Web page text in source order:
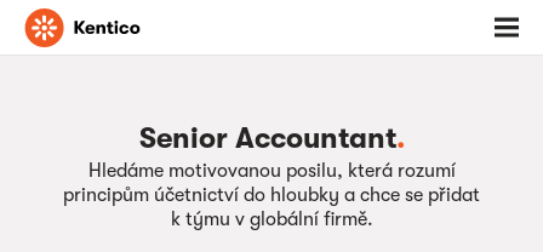
Jděte
na
menu
Senior Accountant.
Hledáme motivovanou posilu, která rozumí
principům účetnictví do hloubky a chce se přidat
k týmu v globální firmě.